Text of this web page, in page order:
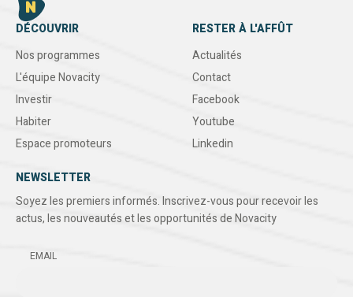
DÉCOUVRIR
Nos programmes
L'équipe Novacity
Investir
Habiter
Espace promoteurs
RESTER À L'AFFÛT
Actualités
Contact
Facebook
Youtube
Linkedin
NEWSLETTER
Soyez les premiers informés. Inscrivez-vous pour recevoir les
actus, les nouveautés et les opportunités de Novacity
EMAIL